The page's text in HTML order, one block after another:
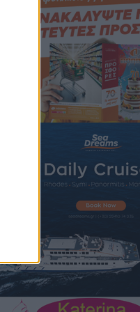
Ρόδος: Τραυματίστηκε
ναυτικός
Τοπικές Ειδήσεις πριν 1 ώρα
Airbnb: Αυξημένα έσοδα
με «όχημα» το Μουντιάλ
• πριν 1 ώρα
αεροδρόμιο της Ρόδου: «Η
Αρνείται τα πάντα ο
φερόμενος ως λογιστής και
σκευωρία γνωστών μεταξύ